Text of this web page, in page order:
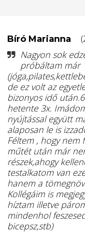
Bíró Marianna
Nagyon sok
próbáltam már
de ez volt az
bizonyos idő
hetente 3x.
nyújtással együtt
alaposan le is
Féltem , hogy nem
műtét után már
részek,ahogy
testalkatom van
hanem a
Kollégáim is
híztam illetve
mindenhol
bicepsz,stb)